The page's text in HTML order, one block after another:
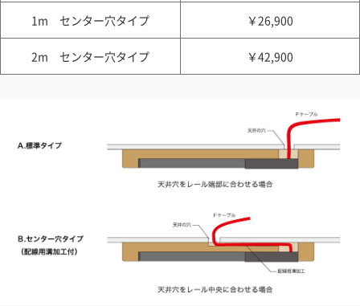
1m センター穴タイプ ￥26,900
2m センター穴タイプ ￥42,900